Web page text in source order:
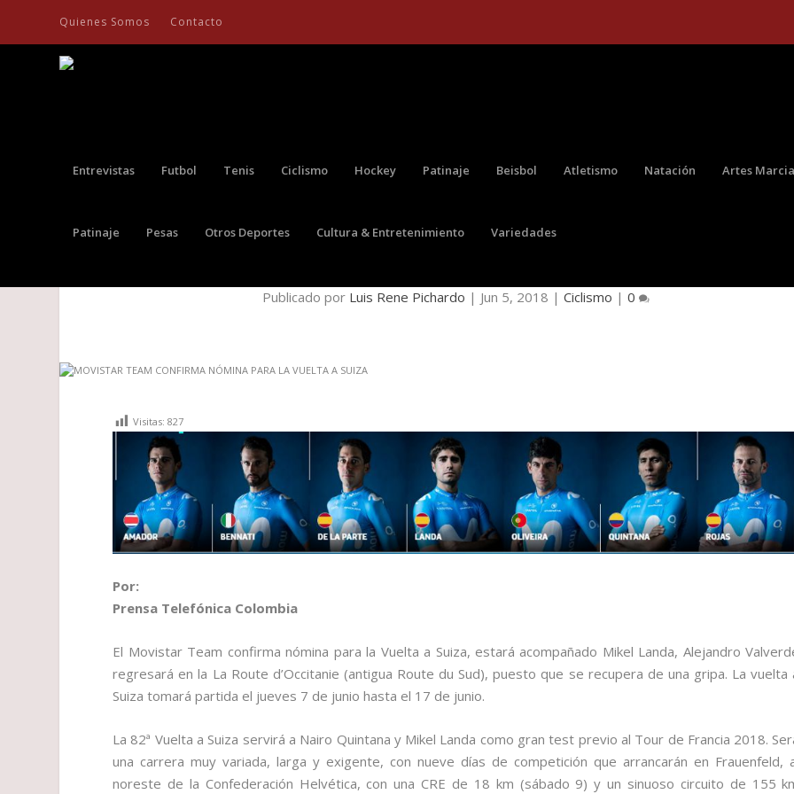
Quienes Somos Contacto
Entrevistas Futbol Tenis Ciclismo Hockey Patinaje Beisbol Atletismo Natación Artes
Patinaje Pesas Otros Deportes Cultura & Entretenimiento Variedades
Publicado por Luis Rene Pichardo | Jun 5, 2018 |Ciclismo |0
Visitas: 827
Por:
Prensa Telefónica Colombia
El Movistar Team confirma nómina para la Vuelta a Suiza, estará acompañado Mikel Landa, Alejandro
regresará en la La Route d’Occitanie (antigua Route du Sud), puesto que se recupera de una gripa. La vuelta
Suiza tomará partida el jueves 7 de junio hasta el 17 de junio.
La 82ª Vuelta a Suiza servirá a Nairo Quintana y Mikel Landa como gran test previo al Tour de Francia 2018.
una carrera muy variada, larga y exigente, con nueve días de competición que arrancarán en Frauenfeld,
noreste de la Confederación Helvética, con una CRE de 18 km (sábado 9) y un sinuoso circuito de 155